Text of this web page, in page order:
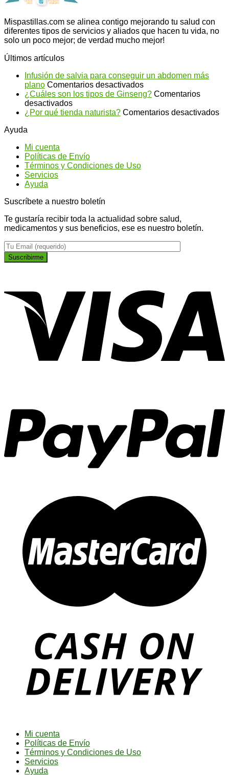
Mispastillas.com se alinea contigo mejorando tu salud con
diferentes tipos de servicios y aliados que hacen tu vida, no
solo un poco mejor; de verdad mucho mejor!
Últimos artículos
Infusión de salvia para conseguir un abdomen más
plano Comentarios desactivadosen
Infusión
salvia
¿Cuáles son los tipos de Ginseng? Comentarios
desactivadosen
¿Cuáles
Ginseng?
¿Por qué tienda naturista? Comentarios desactivadosen
Ayuda
Mi cuenta
Políticas de Envío
Términos y Condiciones de Uso
Servicios
Ayuda
Suscríbete a nuestro boletín
Te gustaría recibir toda la actualidad sobre salud,
medicamentos y sus beneficios, ese es nuestro boletín.
Mi cuenta
Políticas de Envío
Términos y Condiciones de Uso
Servicios
Ayuda